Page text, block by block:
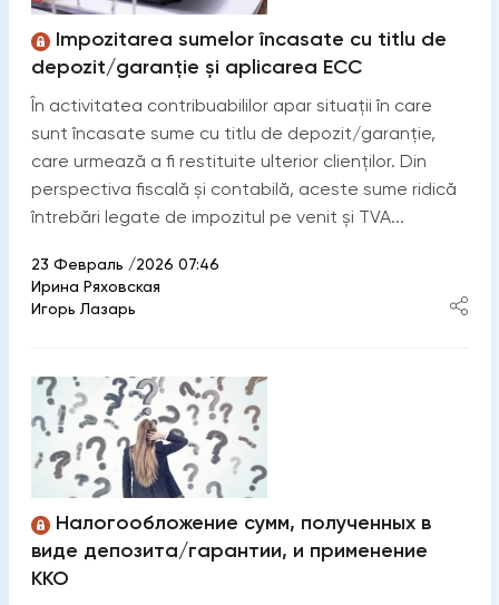
Impozitarea sumelor încasate cu titlu de
depozit/garanție și aplicarea ECC
În activitatea contribuabililor apar situații în care
sunt încasate sume cu titlu de depozit/garanție,
care urmează a fi restituite ulterior clienților. Din
perspectiva fiscală și contabilă, aceste sume ridică
întrebări legate de impozitul pe venit și TVA...
23 Февраль /2026 07:46
Ирина Ряховская
Игорь Лазарь
Налогообложение сумм, полученных в
виде депозита/гарантии, и применение
ККО